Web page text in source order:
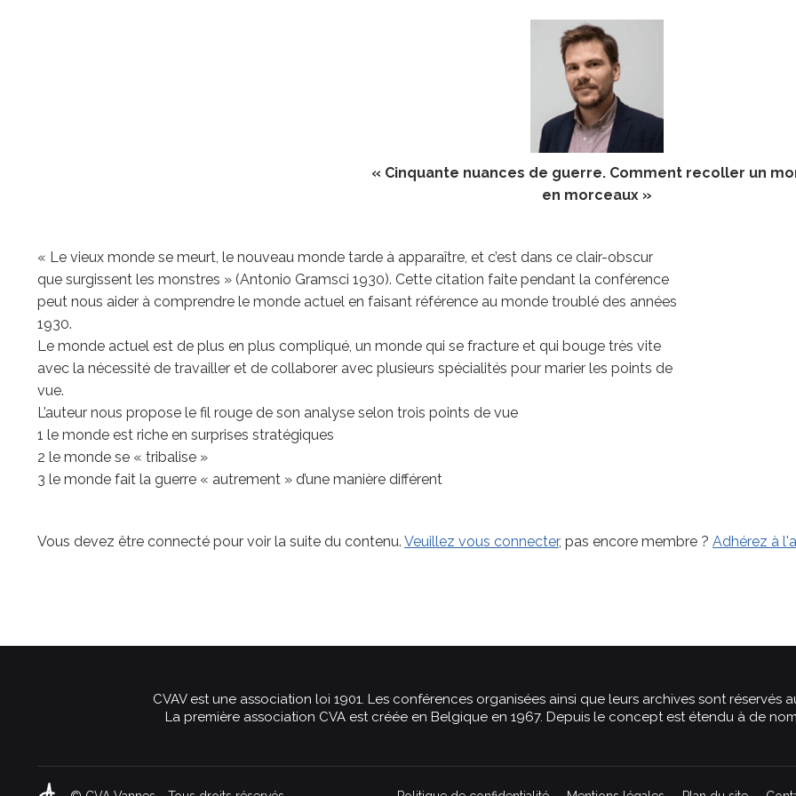
« Cinquante nuances de guerre. Comment recoller un
en morceaux »
« Le vieux monde se meurt, le nouveau monde tarde à apparaître, et c’est dans ce clair-obscur
que surgissent les monstres » (Antonio Gramsci 1930). Cette citation faite pendant la conférence
peut nous aider à comprendre le monde actuel en faisant référence au monde troublé des années
1930.
Le monde actuel est de plus en plus compliqué, un monde qui se fracture et qui bouge très vite
avec la nécessité de travailler et de collaborer avec plusieurs spécialités pour marier les points de
vue.
L’auteur nous propose le fil rouge de son analyse selon trois points de vue
1 le monde est riche en surprises stratégiques
2 le monde se « tribalise »
3 le monde fait la guerre « autrement » d’une manière différent
Vous devez être connecté pour voir la suite du contenu. Veuillez vous connecter, pas encore membre ? Adhérez à
CVAV est une association loi 1901. Les conférences organisées ainsi que leurs archives sont réservés
La première association CVA est créée en Belgique en 1967. Depuis le concept est étendu à de